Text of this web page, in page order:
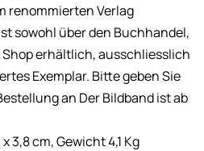
renommierten Verlag
sowohl über den Buchhandel,
erhältlich, ausschliesslich
Exemplar. Bitte geben Sie
an Der Bildband ist ab
3,8 cm, Gewicht 4,1 Kg